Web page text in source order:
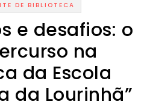
DE BIBLIOTECA
e desafios: o
na
da Escola
da Lourinhã”